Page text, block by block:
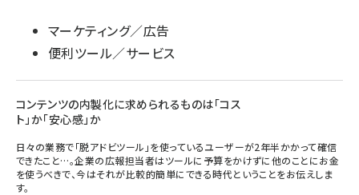
マーケティング／広告
便利ツール／サービス
コンテンツの内製化に求められるものは「コス
ト」か「安心感」か
日々の業務で「脱アドビツール」を使っているユーザーが2年半かかって確信
できたこと…。企業の広報担当者はツールに予算をかけずに他のことにお金
を使うべきで、今はそれが比較的簡単にできる時代ということをお伝えしま
す。